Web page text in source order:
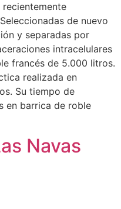
recientemente
de nuevo
y separadas por
intracelulares
francés de 5.000 litros.
realizada en
Su tiempo de
en barrica de roble
Navas